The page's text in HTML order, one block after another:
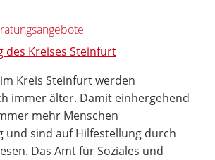
des Kreises Steinfurt
Kreis Steinfurt werden
immer älter. Damit einhergehend
mehr Menschen
und sind auf Hilfestellung durch
Das Amt für Soziales und